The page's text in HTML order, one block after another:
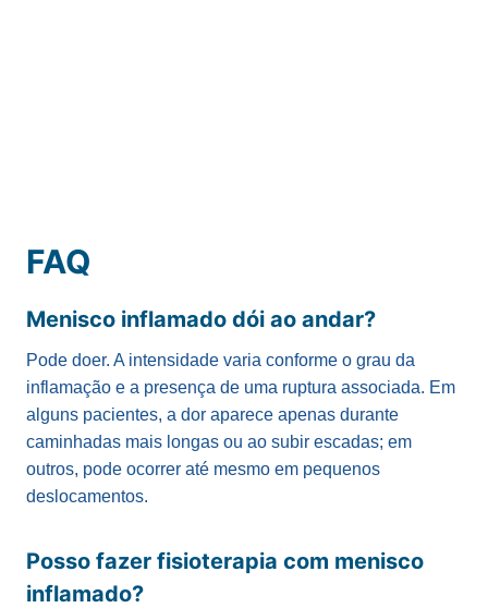
FAQ
Menisco inflamado dói ao andar?
Pode doer. A intensidade varia conforme o grau da
inflamação e a presença de uma ruptura associada. Em
alguns pacientes, a dor aparece apenas durante
caminhadas mais longas ou ao subir escadas; em
outros, pode ocorrer até mesmo em pequenos
deslocamentos.
Posso fazer fisioterapia com menisco
inflamado?